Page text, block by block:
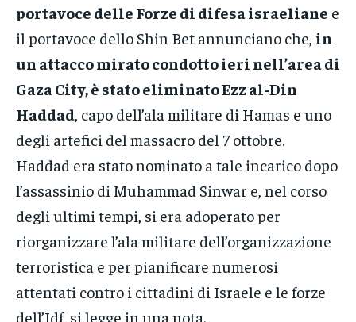
portavoce delle Forze di difesa israeliane e
il portavoce dello Shin Bet annunciano che, in
un attacco mirato condotto ieri nell’area di
Gaza City, è stato eliminato Ezz al-Din
Haddad , capo dell’ala militare di Hamas e uno
degli artefici del massacro del 7 ottobre.
Haddad era stato nominato a tale incarico dopo
l’assassinio di Muhammad Sinwar e, nel corso
degli ultimi tempi, si era adoperato per
riorganizzare l’ala militare dell’organizzazione
terroristica e per pianificare numerosi
attentati contro i cittadini di Israele e le forze
dell’Idf, si legge in una nota.